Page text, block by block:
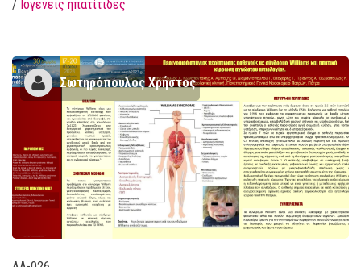
/ Ιογενείς ηπατίτιδες
Σωτηρόπουλος Χρήστος